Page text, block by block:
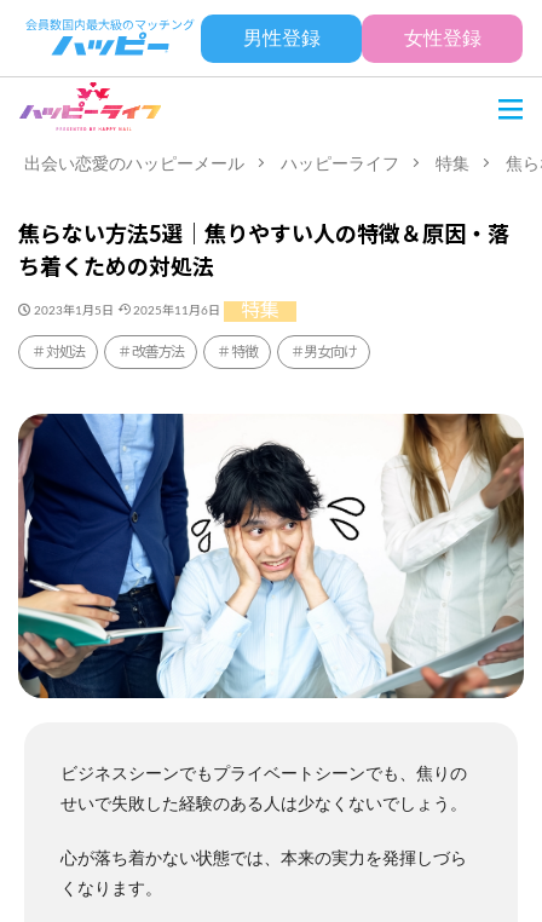
男性登録 女性登録
出会い恋愛のハッピーメール ハッピーライフ 特集 焦
焦らない方法5選｜焦りやすい人の特徴＆原因・落
ち着くための対処法
2023年1月5日 2025年11月6日 特集
対処法 改善方法 特徴 男女向け
ビジネスシーンでもプライベートシーンでも、焦りの
せいで失敗した経験のある人は少なくないでしょう。
心が落ち着かない状態では、本来の実力を発揮しづら
くなります。